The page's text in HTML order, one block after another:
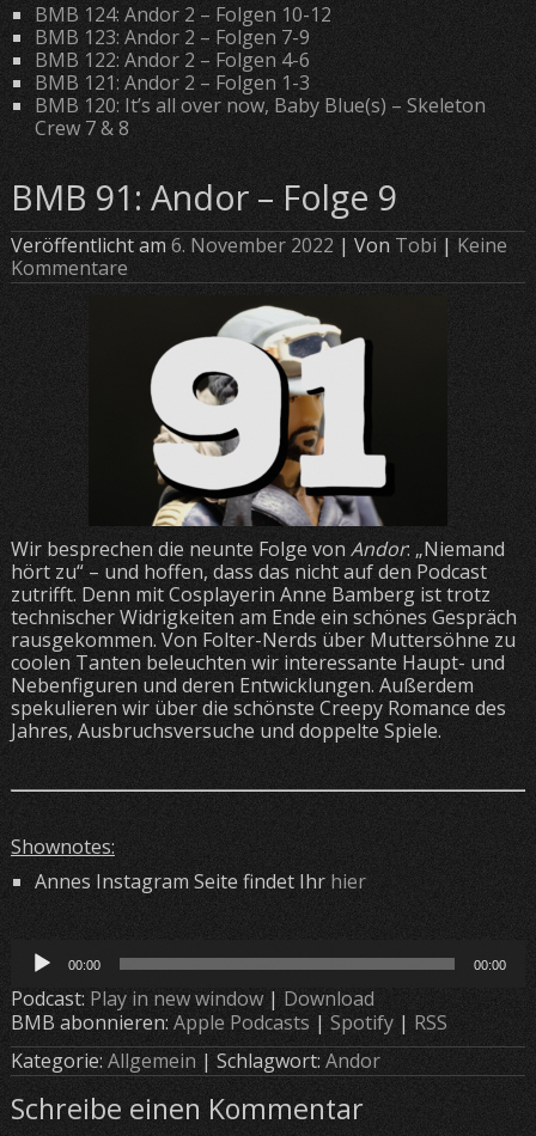
BMB 124: Andor 2 – Folgen 10-12
BMB 123: Andor 2 – Folgen 7-9
BMB 122: Andor 2 – Folgen 4-6
BMB 121: Andor 2 – Folgen 1-3
BMB 120: It’s all over now, Baby Blue(s) – Skeleton
Crew 7 & 8
BMB 91: Andor – Folge 9
Veröffentlicht am6. November 2022| Von Tobi | Keine
Kommentare
Wir besprechen die neunte Folge vonAndor: „Niemand
hört zu“ – und hoffen, dass das nicht auf den Podcast
zutrifft. Denn mit Cosplayerin Anne Bamberg ist trotz
technischer Widrigkeiten am Ende ein schönes Gespräch
rausgekommen. Von Folter-Nerds über Muttersöhne zu
coolen Tanten beleuchten wir interessante Haupt- und
Nebenfiguren und deren Entwicklungen. Außerdem
spekulieren wir über die schönste Creepy Romance des
Jahres, Ausbruchsversuche und doppelte Spiele.
Shownotes:
Annes Instagram Seite findet Ihr hier
Audio-
Player
00:00 00:00
Podcast: Play in new window| Download
BMB abonnieren: Apple Podcasts | Spotify| RSS
Kategorie: Allgemein | Schlagwort: Andor
Schreibe einen Kommentar